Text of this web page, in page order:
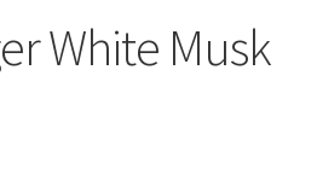
White Musk